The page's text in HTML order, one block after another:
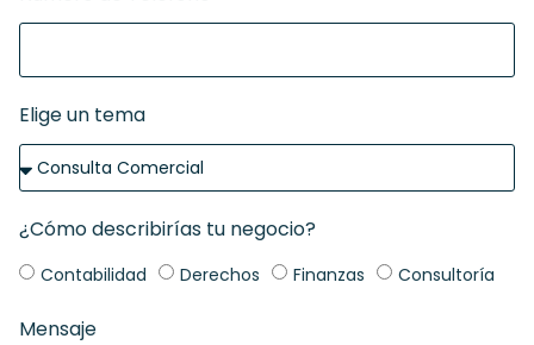
Elige un tema
¿Cómo describirías tu negocio?
Contabilidad Derechos Finanzas Consultoría
Mensaje